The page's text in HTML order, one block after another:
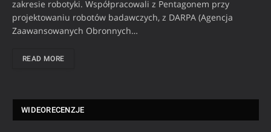
zakresie robotyki. Współpracowali z Pentagonem przy
projektowaniu robotów badawczych, z DARPA (Agencja
Zaawansowanych Obronnych…
READ MORE
WIDEORECENZJE